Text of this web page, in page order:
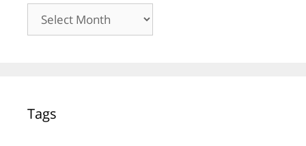
Archives
Tags